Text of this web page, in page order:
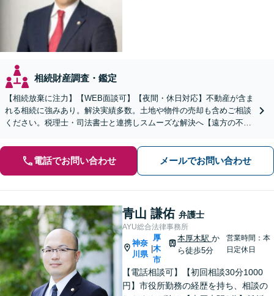
相続財産調査・鑑定
【相続放棄に注力】【WEB面談可】【夜間・休日対応】不動産が含ま
れる相続に強みあり。解決実績多数。土地や物件の売却も含めご相談
ください。税理士・司法書士と連携しスムーズな解決へ【遠方の不動
電話でお問い合わせ メールでお問い合わせ
青山 謙佑 弁護士
AYU総合法律事務所
神奈
川県
|
厚
木
市
本厚木駅か
ら徒歩5分
営業時間：本
日定休日
【電話相談可】【初回相談30分1000
円】市役所勤務の経歴を持ち、相談の